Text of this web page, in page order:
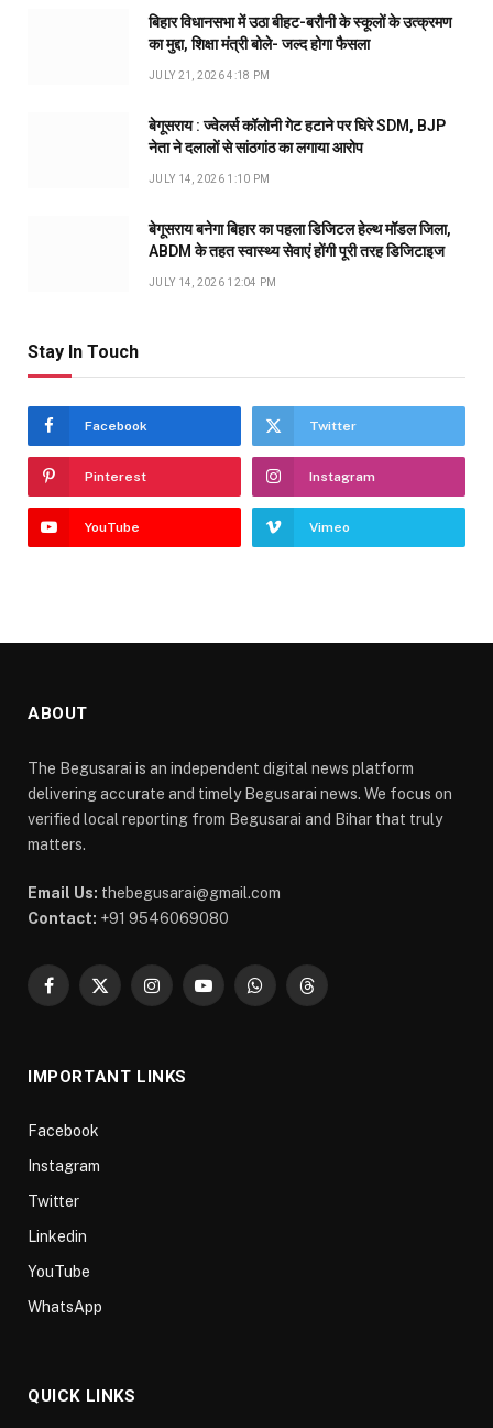
बिहार विधानसभा में उठा बीहट-बरौनी के स्कूलों के उत्क्रमण
का मुद्दा, शिक्षा मंत्री बोले- जल्द होगा फैसला
JULY 21, 2026 4:18 PM
बेगूसराय : ज्वेलर्स कॉलोनी गेट हटाने पर घिरे SDM, BJP
नेता ने दलालों से सांठगांठ का लगाया आरोप
JULY 14, 2026 1:10 PM
बेगूसराय बनेगा बिहार का पहला डिजिटल हेल्थ मॉडल जिला,
ABDM के तहत स्वास्थ्य सेवाएं होंगी पूरी तरह डिजिटाइज
JULY 14, 2026 12:04 PM
Stay In Touch
Facebook Twitter
Pinterest Instagram
YouTube Vimeo
ABOUT
The Begusarai is an independent digital news platform
delivering accurate and timely Begusarai news. We focus on
verified local reporting from Begusarai and Bihar that truly
matters.
Email Us: thebegusarai@gmail.com
Contact: +91 9546069080
Facebook
X
InstagramYouTubeWhatsAppThreads
IMPORTANT LINKS
Facebook
Instagram
Twitter
Linkedin
YouTube
WhatsApp
QUICK LINKS